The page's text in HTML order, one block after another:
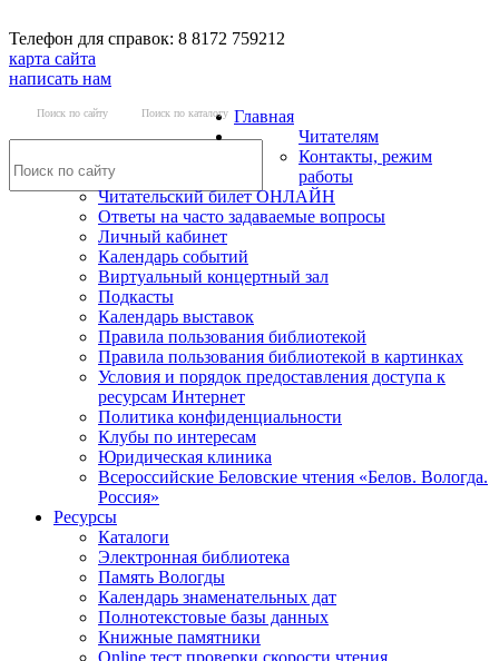
Телефон для справок: 8 8172 759212
карта сайта
написать нам
Поиск по сайту Поиск по каталогу Главная
Читателям
Контакты, режим
работы
Читательский билет ОНЛАЙН
Ответы на часто задаваемые вопросы
Личный кабинет
Календарь событий
Виртуальный концертный зал
Подкасты
Календарь выставок
Правила пользования библиотекой
Правила пользования библиотекой в картинках
Условия и порядок предоставления доступа к
ресурсам Интернет
Политика конфиденциальности
Клубы по интересам
Юридическая клиника
Всероссийские Беловские чтения «Белов. Вологда.
Россия»
Ресурсы
Каталоги
Электронная библиотека
Память Вологды
Календарь знаменательных дат
Полнотекстовые базы данных
Книжные памятники
Online тест проверки скорости чтения